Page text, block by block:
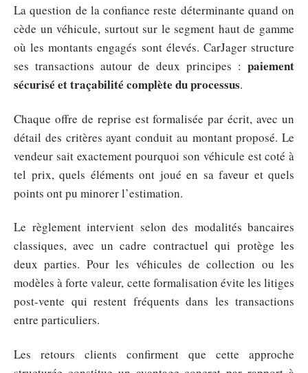
La question de la confiance reste déterminante quand on
cède un véhicule, surtout sur le segment haut de gamme
où les montants engagés sont élevés. CarJager structure
ses transactions autour de deux principes : paiement
sécurisé et traçabilité complète du processus.
Chaque offre de reprise est formalisée par écrit, avec un
détail des critères ayant conduit au montant proposé. Le
vendeur sait exactement pourquoi son véhicule est coté à
tel prix, quels éléments ont joué en sa faveur et quels
points ont pu minorer l’estimation.
Le règlement intervient selon des modalités bancaires
classiques, avec un cadre contractuel qui protège les
deux parties. Pour les véhicules de collection ou les
modèles à forte valeur, cette formalisation évite les litiges
post-vente qui restent fréquents dans les transactions
entre particuliers.
Les retours clients confirment que cette approche